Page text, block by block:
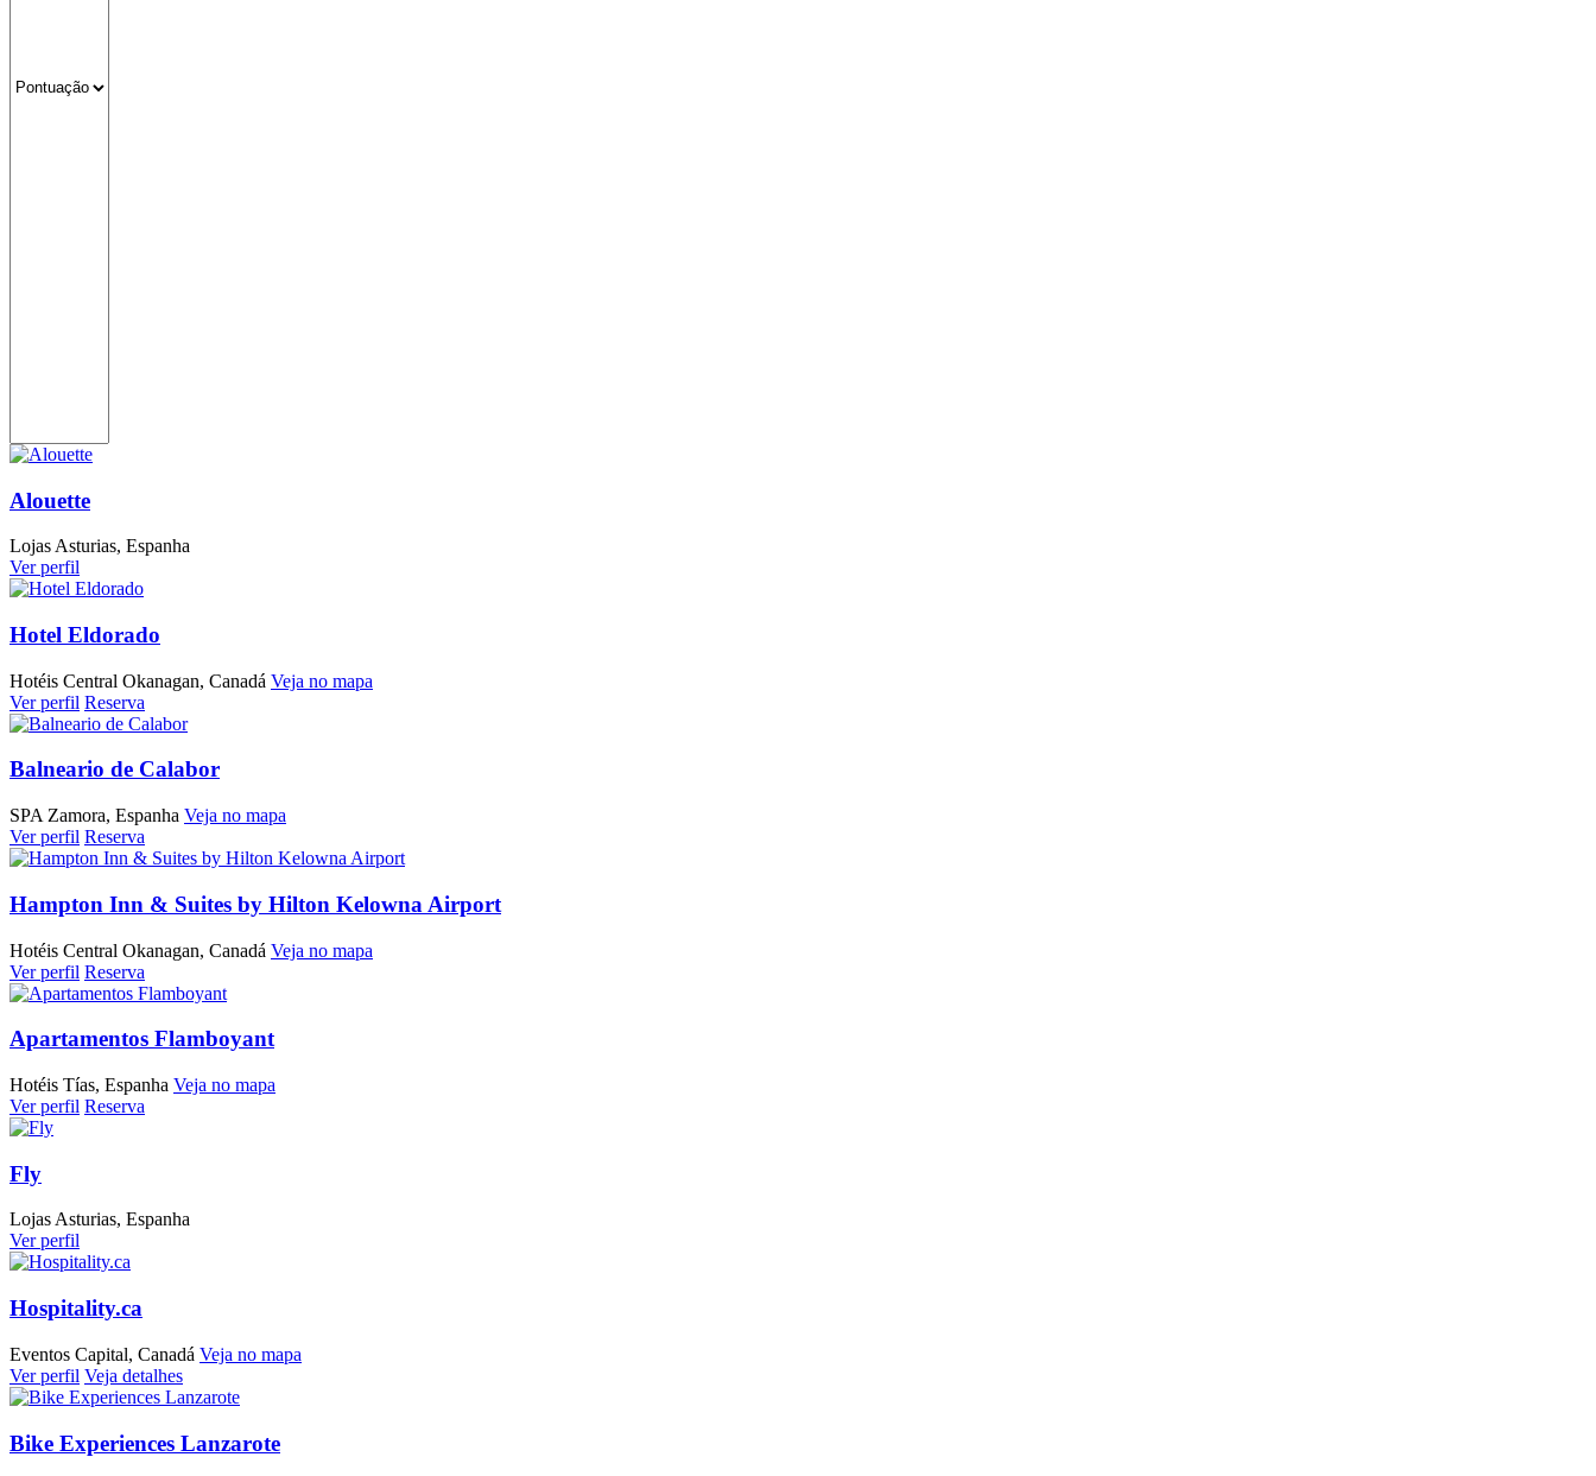
Alouette
Lojas Asturias, Espanha
Ver perfil
Hotel Eldorado
Hotéis Central Okanagan, Canadá Veja no mapa
Ver perfil Reserva
Balneario de Calabor
SPA Zamora, Espanha Veja no mapa
Ver perfil Reserva
Hampton Inn & Suites by Hilton Kelowna Airport
Hotéis Central Okanagan, Canadá Veja no mapa
Ver perfil Reserva
Apartamentos Flamboyant
Hotéis Tías, Espanha Veja no mapa
Ver perfil Reserva
Fly
LojasAsturias, Espanha
Ver perfil
Hospitality.ca
Eventos Capital, Canadá Veja no mapa
Ver perfil Veja detalhes
Bike Experiences Lanzarote